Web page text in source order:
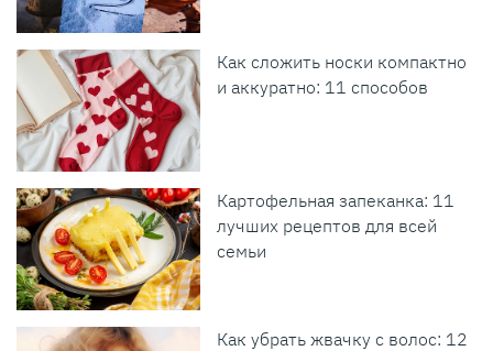
Как сложить носки компактно
и аккуратно: 11 способов
Картофельная запеканка: 11
лучших рецептов для всей
семьи
Как убрать жвачку с волос: 12